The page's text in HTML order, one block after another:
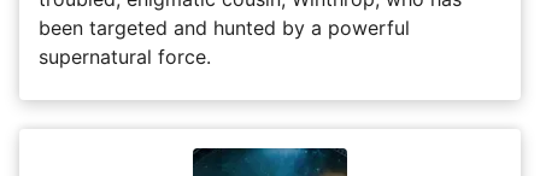
been targeted and hunted by a powerful
supernatural force.